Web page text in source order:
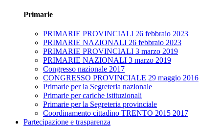
Primarie
PRIMARIE PROVINCIALI 26 febbraio 2023
PRIMARIE NAZIONALI 26 febbraio 2023
PRIMARIE PROVINCIALI 3 marzo 2019
PRIMARIE NAZIONALI 3 marzo 2019
Congresso nazionale 2017
CONGRESSO PROVINCIALE 29 maggio 2016
Primarie per la Segreteria nazionale
Primarie per cariche istituzionali
Primarie per la Segreteria provinciale
Coordinamento cittadino TRENTO 2015 2017
Partecipazione e trasparenza